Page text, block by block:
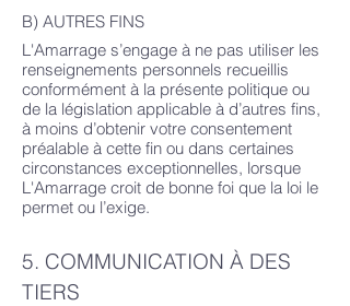
B) AUTRES FINS
L'Amarrage s’engage à ne pas utiliser les
renseignements personnels recueillis
conformément à la présente politique ou
de la législation applicable à d’autres fins,
à moins d’obtenir votre consentement
préalable à cette fin ou dans certaines
circonstances exceptionnelles, lorsque
L'Amarrage croit de bonne foi que la loi le
permet ou l’exige.
5. COMMUNICATION À DES
TIERS